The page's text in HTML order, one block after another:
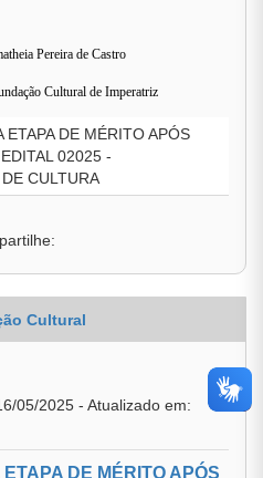
Pereira de Castro
Cultural de Imperatriz
ETAPA DE MÉRITO APÓS
02025 -
CULTURA
Cultural
05/2025 - Atualizado em:
DE MÉRITO APÓS